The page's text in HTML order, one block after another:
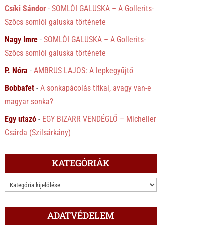
Csíki Sándor -SOMLÓI GALUSKA – A Gollerits-
Szőcs somlói galuska története
Nagy Imre -SOMLÓI GALUSKA – A Gollerits-
Szőcs somlói galuska története
P. Nóra -AMBRUS LAJOS: A lepkegyűjtő
Bobbafet -A sonkapácolás titkai, avagy van-e
magyar sonka?
Egy utazó - EGY BIZARR VENDÉGLŐ – Micheller
Csárda (Szilsárkány)
KATEGÓRIÁK
KATEGÓRIÁK
ADATVÉDELEM